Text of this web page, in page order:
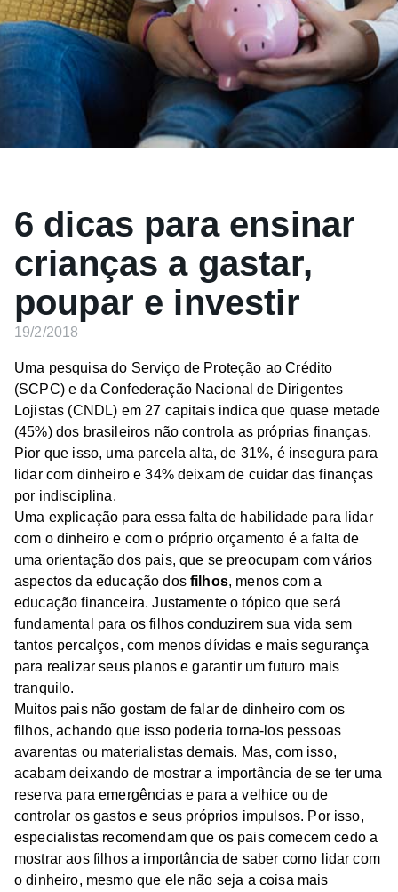
6 dicas para ensinar
crianças a gastar,
poupar e investir
19/2/2018
Uma pesquisa do Serviço de Proteção ao Crédito
(SCPC) e da Confederação Nacional de Dirigentes
Lojistas (CNDL) em 27 capitais indica que quase metade
(45%) dos brasileiros não controla as próprias finanças.
Pior que isso, uma parcela alta, de 31%, é insegura para
lidar com dinheiro e 34% deixam de cuidar das finanças
por indisciplina.
Uma explicação para essa falta de habilidade para lidar
com o dinheiro e com o próprio orçamento é a falta de
uma orientação dos pais, que se preocupam com vários
aspectos da educação dosfilhos, menos com a
educação financeira. Justamente o tópico que será
fundamental para os filhos conduzirem sua vida sem
tantos percalços, com menos dívidas e mais segurança
para realizar seus planos e garantir um futuro mais
tranquilo.
Muitos pais não gostam de falar de dinheiro com os
filhos, achando que isso poderia torna-los pessoas
avarentas ou materialistas demais. Mas, com isso,
acabam deixando de mostrar a importância de se ter uma
reserva para emergências e para a velhice ou de
controlar os gastos e seus próprios impulsos. Por isso,
especialistas recomendam que os pais comecem cedo a
mostrar aos filhos a importância de saber como lidar com
o dinheiro, mesmo que ele não seja a coisa mais